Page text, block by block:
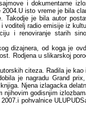
i dokumentarne
isto vreme je bila
Takodje je bila autor
voditelj radio emisije iz
i renoviranje starih
dizajnera, od koga je
Rodjena u slikarskoj
citeza. Radila je
je nagradu Grand
Njena izlagacka
godisnjim
pohvalnice